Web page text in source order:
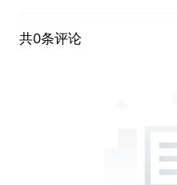
共0条评论